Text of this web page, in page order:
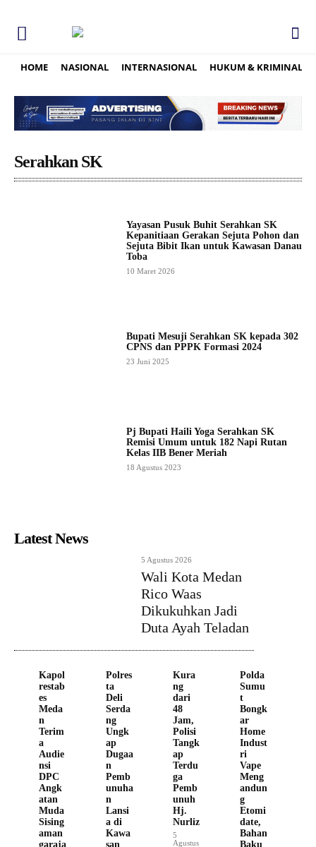
HOME NASIONAL INTERNASIONAL HUKUM & KRIMINAL
Serahkan SK
Yayasan Pusuk Buhit Serahkan SK
Kepanitiaan Gerakan Sejuta Pohon dan
Sejuta Bibit Ikan untuk Kawasan Danau
Toba
10 Maret 2026
Bupati Mesuji Serahkan SK kepada 302
CPNS dan PPPK Formasi 2024
23 Juni 2025
Pj Bupati Haili Yoga Serahkan SK
Remisi Umum untuk 182 Napi Rutan
Kelas IIB Bener Meriah
18 Agustus 2023
Latest News
5 Agustus 2026
Wali Kota Medan
Rico Waas
Dikukuhkan Jadi
Duta Ayah Teladan
Kapol
restab
es
Meda
n
Terim
a
Audie
nsi
DPC
Angk
atan
Muda
Sising
aman
garaja
Polres
ta
Deli
Serda
ng
Ungk
ap
Dugaa
n
Pemb
unuha
n
Lansi
a di
Kawa
san
Kura
ng
dari
48
Jam,
Polisi
Tangk
ap
Terdu
ga
Pemb
unuh
Hj.
Nurliz
5
Agustus
Polda
Sumu
t
Bongk
ar
Home
Indust
ri
Vape
Meng
andun
g
Etomi
date,
Bahan
Baku